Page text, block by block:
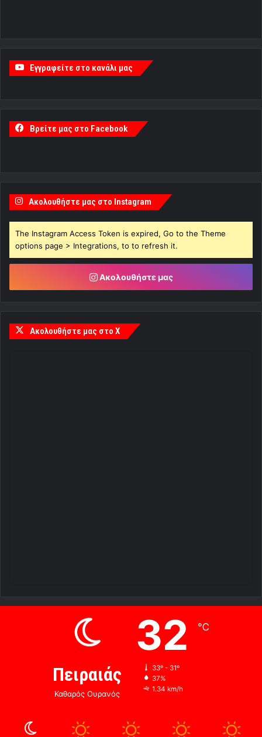
Εγγραφείτε στο κανάλι μας
Βρείτε μας στο Facebook
Ακολουθήστε μας στο Instagram
The Instagram Access Token is expired, Go to the Theme
options page > Integrations, to to refresh it.
Ακολουθήστε μας
Ακολουθήστε μας στο X
Πειραιάς
Καθαρός Ουρανός
32 ℃
33º - 31º
37%
1.34 km/h